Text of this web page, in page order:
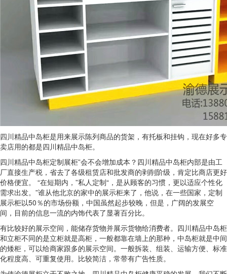
四川精品中岛柜是用来展示陈列商品的货架，有托板和挂钩，现在好多专
卖店用的都是四川精品中岛柜。
四川精品中岛柜定制展柜”会不会增加成本？四川精品中岛柜内部是由工
厂直接生产税，省去了各级租赁店和批发商的剥削阶级，肯定比商店更好
价格便宜。 “在短期内，”私人定制“，是从顾客的习惯，更以适应个性化
需求出发。”谁从他北京的家中的展示柜来了，他说，在一些国家，定制
展示柜以50％的市场份额，中国虽然起步较晚，但是，广阔的发展空
间，目前的信息一流的内饰代表了显著百分比。
有比较好的展示空间，能储存货物并展示货物给消费者。四川精品中岛柜
和立柜不同的是立柜就是高柜，一般都靠在墙上的那种，中岛柜就是中间
的矮柜，可以给商家跟多的展示空间。一般拆装、组装、运输方便、标准
化程度高、可重复使用。比较简洁，常带有广告性质。